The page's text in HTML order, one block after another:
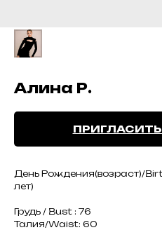
Алина Р.
День Рождения(возраст)/
лет)
Грудь / Bust : 76
Талия/Waist: 60